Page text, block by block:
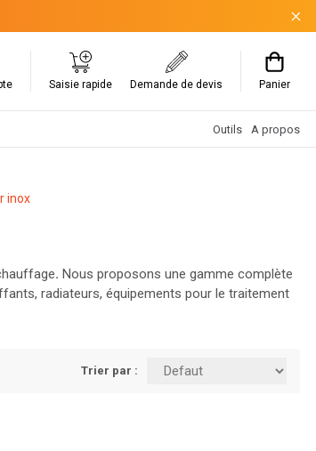
Saisie rapide Demande de devis Panier
Outils A propos
inox
. Nous proposons une gamme complète
radiateurs, équipements pour le traitement
solutions de qualité allient performance et
Trier par :